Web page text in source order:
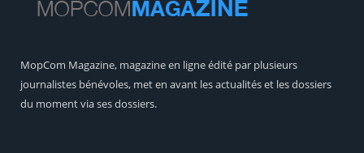
MopCom Magazine, magazine en ligne édité par plusieurs
journalistes bénévoles, met en avant les actualités et les dossiers
du moment via ses dossiers.